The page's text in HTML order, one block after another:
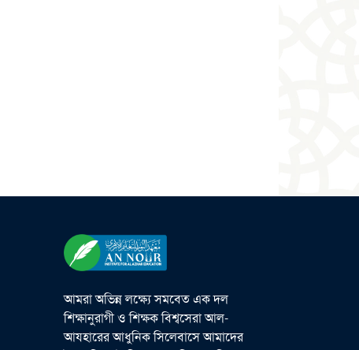
আমরা অভিন্ন লক্ষ্যে সমবেত এক দল
শিক্ষানুরাগী ও শিক্ষক বিশ্বসেরা আল-
আযহারের আধুনিক সিলেবাসে আমাদের